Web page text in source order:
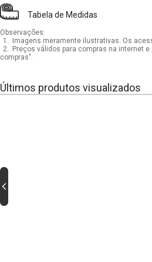
Tabela de Medidas
Observações:
1.
Imagens meramente ilustrativas. Os
2.
Preços válidos para compras na internet
compras".
Últimos produtos visualizados